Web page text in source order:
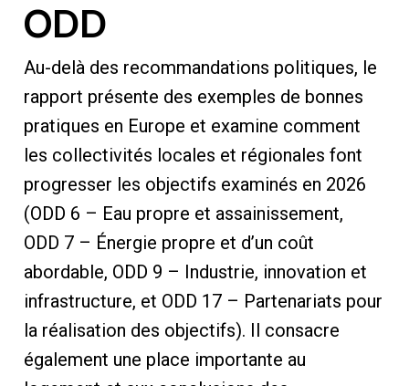
ODD
Au-delà des recommandations politiques, le
rapport présente des exemples de bonnes
pratiques en Europe et examine comment
les collectivités locales et régionales font
progresser les objectifs examinés en 2026
(ODD 6 – Eau propre et assainissement,
ODD 7 – Énergie propre et d’un coût
abordable, ODD 9 – Industrie, innovation et
infrastructure, et ODD 17 – Partenariats pour
la réalisation des objectifs). Il consacre
également une place importante au